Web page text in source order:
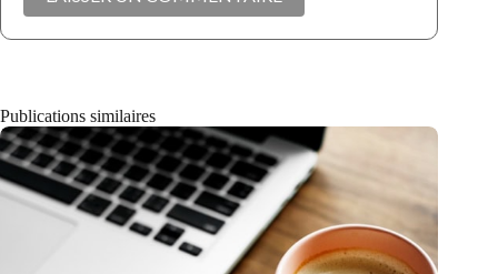
Publications similaires